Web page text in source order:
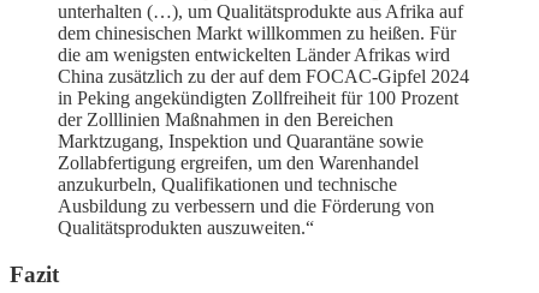
unterhalten (…), um Qualitätsprodukte aus Afrika auf
dem chinesischen Markt willkommen zu heißen. Für
die am wenigsten entwickelten Länder Afrikas wird
China zusätzlich zu der auf dem FOCAC-Gipfel 2024
in Peking angekündigten Zollfreiheit für 100 Prozent
der Zolllinien Maßnahmen in den Bereichen
Marktzugang, Inspektion und Quarantäne sowie
Zollabfertigung ergreifen, um den Warenhandel
anzukurbeln, Qualifikationen und technische
Ausbildung zu verbessern und die Förderung von
Qualitätsprodukten auszuweiten.“
Fazit